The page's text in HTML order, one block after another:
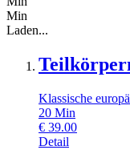
Min
Laden...
Klassische
20 Min
€ 39.00
Detail